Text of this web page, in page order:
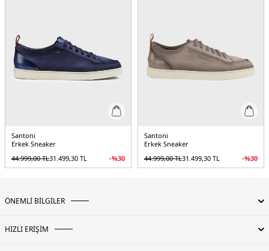
Santoni
Erkek Sneaker
44.999,00TL31.499,30 TL -%30
Santoni
Erkek Sneaker
44.999,00TL31.499,30 TL -%30
ÖNEMLİ BİLGİLER
HIZLI ERİŞİM